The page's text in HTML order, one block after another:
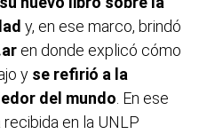
y, en ese marco, brindó
en donde explicó cómo
y se refirió a la
del mundo . En ese
en la UNLP